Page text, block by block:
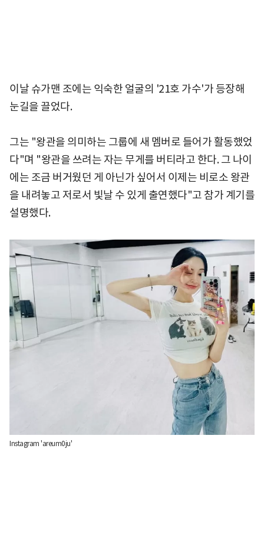
이날 슈가맨 조에는 익숙한 얼굴의 '21호 가수'가 등장해
눈길을 끌었다.
그는 "왕관을 의미하는 그룹에 새 멤버로 들어가 활동했었
다"며 "왕관을 쓰려는 자는 무게를 버티라고 한다. 그 나이
에는 조금 버거웠던 게 아닌가 싶어서 이제는 비로소 왕관
을 내려놓고 저로서 빛날 수 있게 출연했다"고 참가 계기를
설명했다.
Instagram 'areum0ju'